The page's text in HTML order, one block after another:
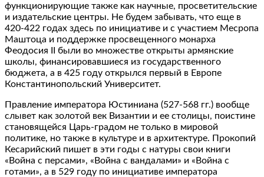
функционирующие также как научные, просветительские
и издательские центры. Не будем забывать, что еще в
420-422 годах здесь по инициативе и с участием Месропа
Маштоца и поддержке просвещенного монарха
Феодосия II были во множестве открыты армянские
школы, финансировавшиеся из государственного
бюджета, а в 425 году открылся первый в Европе
Константинопольский Университет.
Правление императора Юстиниана (527-568 гг.) вообще
слывет как золотой век Византии и ее столицы, поистине
становящейся Царь-градом не только в мировой
политике, но также в культуре и в архитектуре. Прокопий
Кесарийский пишет в эти годы с натуры свои книги
«Война с персами», «Война с вандалами» и «Война с
готами», а в 529 году по инициативе императора